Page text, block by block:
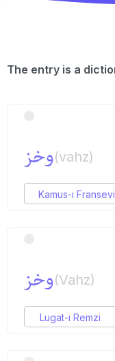
وخز(vahz)
Kamus-ı Fransevi
وخز(Vahz)
Lugat-ı Remzi